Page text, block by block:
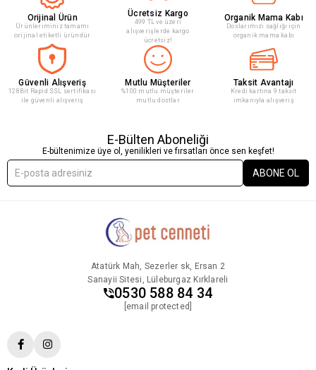
Orijinal Ürün
Ürünleriminiz tamamı
orijinal etiketli üründür
Ücretsiz Kargo
499 TL ve üzeri
alışverişlerde kargo
ücretsiz!
Organik Mama Kabı
Doslarımızı sağlığı için
organik mama kabı
Güvenli Alışveriş
128Bit Rapid SSL sertifikası
ile güvenli alışveriş
Mutlu Müşteriler
%100 mutlu müşteriler
mutlu dostlar
Taksit Avantajı
Kredi kartına 9 taksit
imkanıyla alışveriş
E-Bülten Aboneliği
E-bültenimize üye ol, yenilikleri ve fırsatları önce sen keşfet!
ABONE OL
Atatürk Mah, Sezerler sk, Ersan 2
Sanayii Sitesi, Lüleburgaz Kırklareli
0530 588 84 34
[email protected]